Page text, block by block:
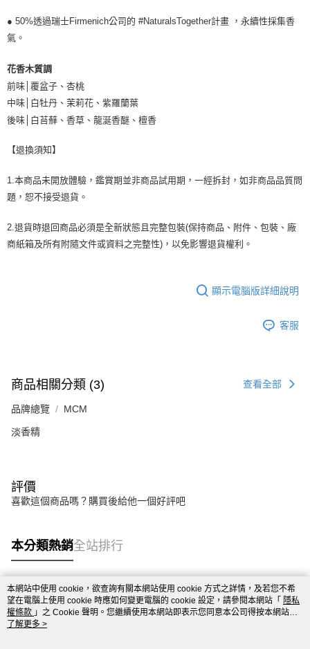
● 50%透過瑞士Firmenich公司的 #NaturalsTogether計畫 ，永續性採集香
氣。
花香木質調
前味│覆盆子、杏桃
中味│白牡丹、茉莉花、紫羅蘭葉
後味│白苔蘚、香草、龍涎香醚、檀香
【退換須知】
1.本商品未開放體驗，鑑賞期並非商品試用期，一經拆封，如非商品品質問
題，恕不接受退貨。
2.退貨時退回商品必須是全新狀態且完整包裝(保持商品、附件、包裝、廠
商紙箱及所有附隨文件或資料之完整性)，以免影響退貨權利。
顯示電腦版詳細說明
客服
商品相關分類 (3) 查看全部
品牌總覽 MCM
淡香精
評價
喜歡這個商品嗎？購買後給他一個好評吧
本分類熱銷全站排行
熱門標籤
本網站中使用 cookie，欲查詢有關本網站使用 cookie 方式之詳情，及若您不希
望在電腦上使用 cookie 時應如何變更電腦的 cookie 設定，請參閱本網站「 隱私
權條款 」之 Cookie 聲明。您繼續使用本網站即表示您同意本公司得按本網站使
用條款之 Cookie 聲明使用 cookie。
了解更多 >